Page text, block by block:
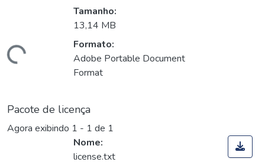
Carregando...
Tamanho:
13,14 MB
Formato:
Adobe Portable Document
Format
Pacote de licença
Agora exibindo 1 - 1 de 1
Nome:
license.txt